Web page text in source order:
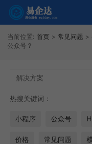
当前位置: 首页 > 常见问题 >
公众号？
热搜关键词：
小程序 公众号
价格 常见问题